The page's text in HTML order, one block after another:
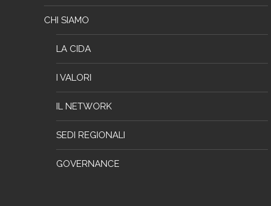
CHI SIAMO
LA CIDA
I VALORI
IL NETWORK
SEDI REGIONALI
GOVERNANCE